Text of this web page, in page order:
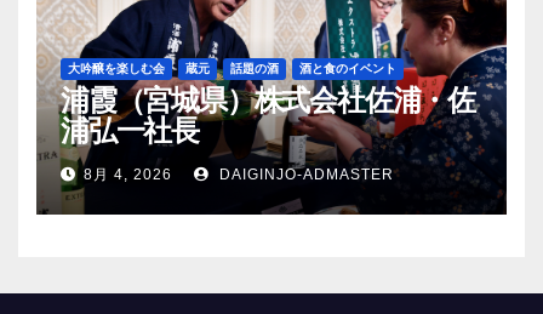
大吟醸を楽しむ会 蔵元 話題の酒 酒と食のイベント
浦霞（宮城県）株式会社佐浦・佐
浦弘一社長
8月 4, 2026 DAIGINJO-ADMASTER